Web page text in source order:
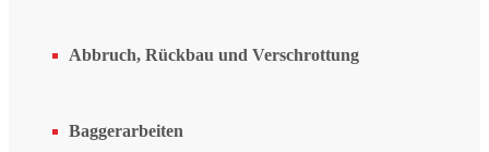
Abbruch, Rückbau und Verschrottung
Baggerarbeiten